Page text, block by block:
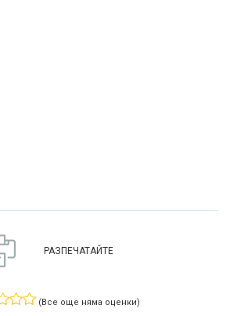
РАЗПЕЧАТАЙТЕ
(Все още няма оценки)